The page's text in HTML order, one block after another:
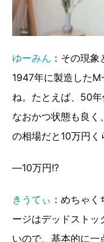
ゆーみん ：その現
1947年に製造した
ね。たとえば、50年
なおかつ状態も良く
の相場だと10万円く
―10万円!?
きうてぃ ：めちゃ
ージはデッドストッ
いので、基本的に